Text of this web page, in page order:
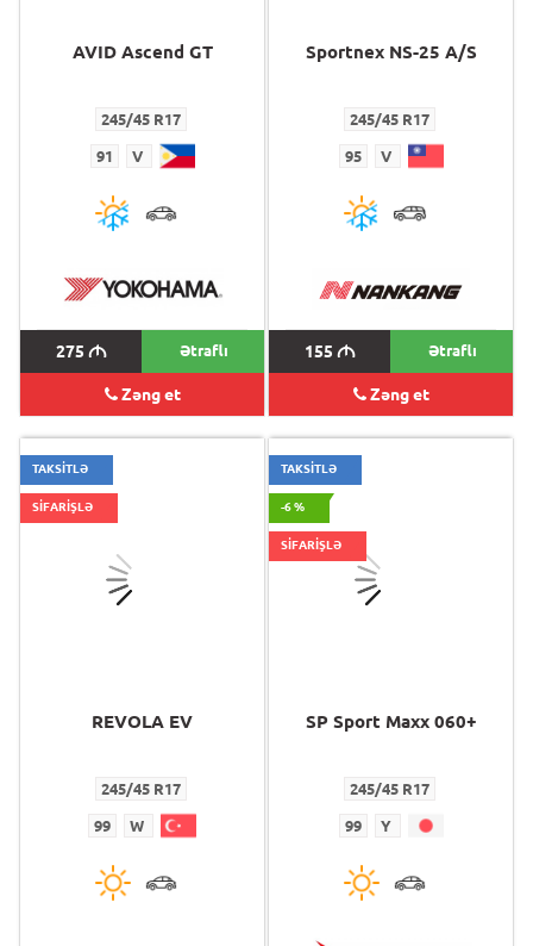
AVID Ascend GT
245/45 R17
91 V
275 M Ətraflı
Zəng et
Sportnex NS-25 A/S
245/45 R17
95 V
155 M Ətraflı
Zəng et
TAKSİTLƏ
SİFARİŞLƏ
REVOLA EV
245/45 R17
99 W
TAKSİTLƏ
-6 %
SİFARİŞLƏ
SP Sport Maxx 060+
245/45 R17
99 Y